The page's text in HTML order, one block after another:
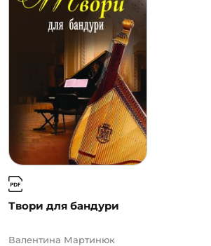
Твори для бандури
Валентина Мартинюк